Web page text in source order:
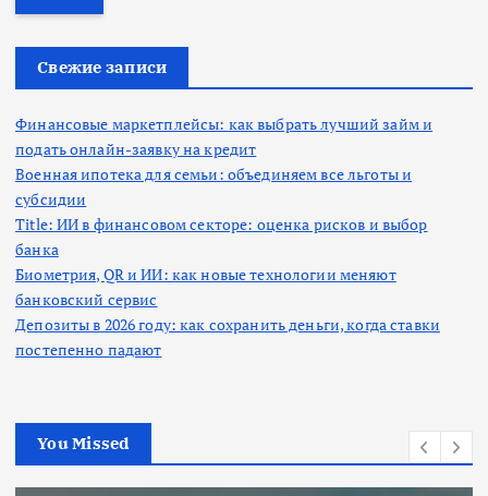
т
Свежие записи
Финансовые маркетплейсы: как выбрать лучший займ и
подать онлайн-заявку на кредит
Военная ипотека для семьи: объединяем все льготы и
субсидии
Title: ИИ в финансовом секторе: оценка рисков и выбор
банка
Биометрия, QR и ИИ: как новые технологии меняют
банковский сервис
Депозиты в 2026 году: как сохранить деньги, когда ставки
постепенно падают
You Missed